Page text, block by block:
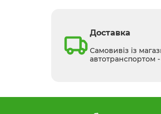
Доставка
Самовивіз із
автотранспортом